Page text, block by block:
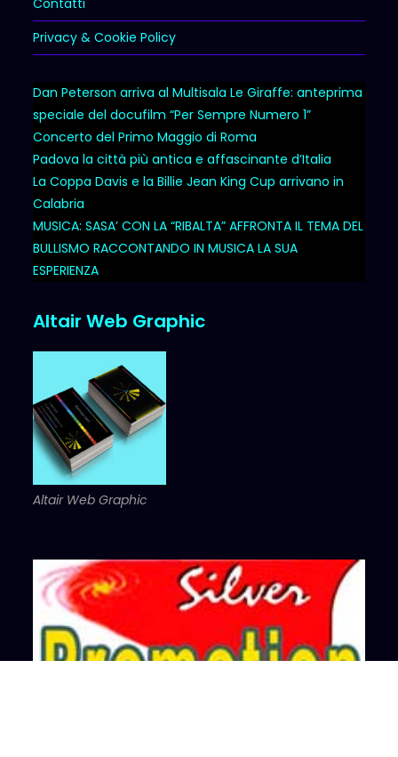
Privacy & Cookie Policy
Dan Peterson arriva al Multisala Le Giraffe: anteprima
speciale del docufilm “Per Sempre Numero 1”
Concerto del Primo Maggio di Roma
Padova la città più antica e affascinante d’Italia
La Coppa Davis e la Billie Jean King Cup arrivano in
Calabria
MUSICA: SASA’ CON LA “RIBALTA” AFFRONTA IL TEMA DEL
BULLISMO RACCONTANDO IN MUSICA LA SUA
ESPERIENZA
Altair Web Graphic
Altair Web Graphic